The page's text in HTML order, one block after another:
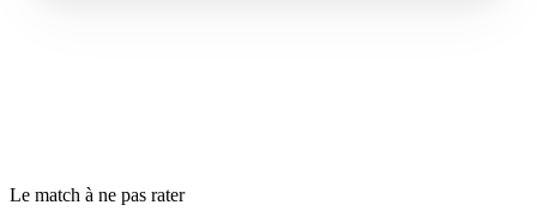
Le match à ne pas rater